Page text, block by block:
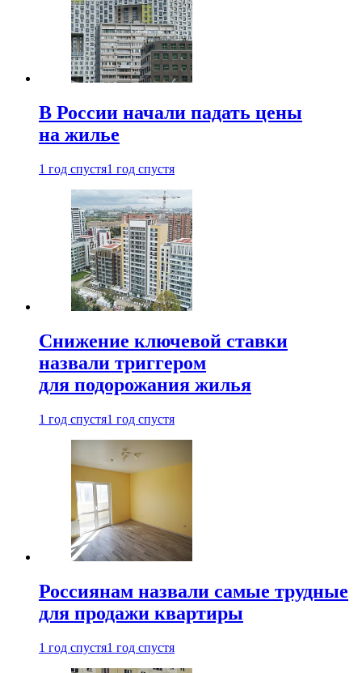
В России начали падать цены
на жилье
1 год спустя1 год спустя
Снижение ключевой ставки
назвали триггером
для подорожания жилья
1 год спустя1 год спустя
Россиянам назвали самые трудные
для продажи квартиры
1 год спустя1 год спустя